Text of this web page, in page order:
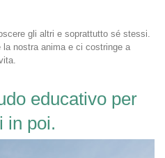
gli altri e soprattutto sé stessi.
nostra anima e ci costringe a
educativo per
in poi.